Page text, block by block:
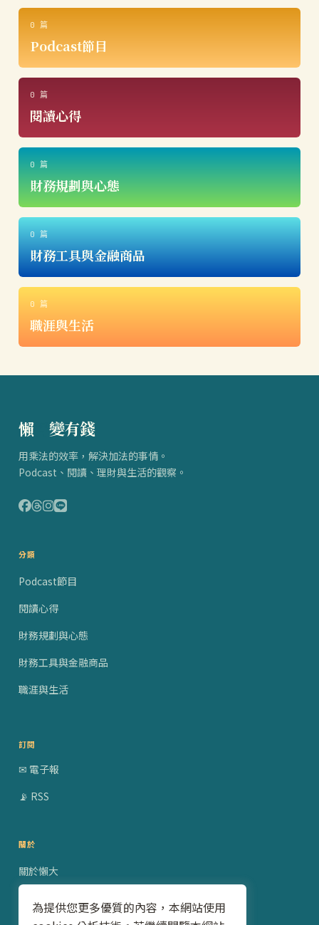
0 篇
Podcast節目
0 篇
閱讀心得
0 篇
財務規劃與心態
0 篇
財務工具與金融商品
0 篇
職涯與生活
懶得 變有錢
用乘法的效率，解決加法的事情。
Podcast、閱讀、理財與生活的觀察。
分類
Podcast節目
閱讀心得
財務規劃與心態
財務工具與金融商品
職涯與生活
訂閱
✉ 電子報
📡 RSS
關於
關於懶大
為提供您更多優質的內容，本網站使用